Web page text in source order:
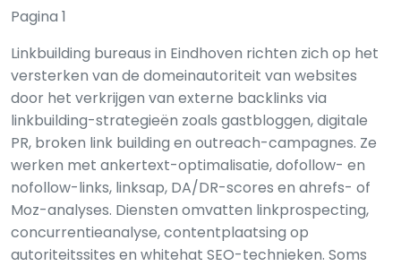
Pagina 1
Linkbuilding bureaus in Eindhoven richten zich op het
versterken van de domeinautoriteit van websites
door het verkrijgen van externe backlinks via
linkbuilding-strategieën zoals gastbloggen, digitale
PR, broken link building en outreach-campagnes. Ze
werken met ankertext-optimalisatie, dofollow- en
nofollow-links, linksap, DA/DR-scores en ahrefs- of
Moz-analyses. Diensten omvatten linkprospecting,
concurrentieanalyse, contentplaatsing op
autoriteitssites en whitehat SEO-technieken. Soms